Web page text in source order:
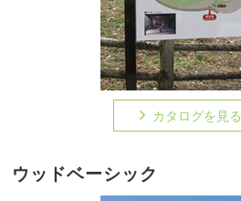
カタログを見る
ウッドベーシック